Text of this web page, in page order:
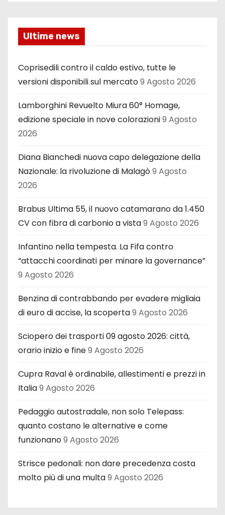
Ultime news
Coprisedili contro il caldo estivo, tutte le
versioni disponibili sul mercato9 Agosto 2026
Lamborghini Revuelto Miura 60° Homage,
edizione speciale in nove colorazioni9 Agosto
2026
Diana Bianchedi nuova capo delegazione della
Nazionale: la rivoluzione di Malagò9 Agosto
2026
Brabus Ultima 55, il nuovo catamarano da 1.450
CV con fibra di carbonio a vista9 Agosto 2026
Infantino nella tempesta. La Fifa contro
“attacchi coordinati per minare la governance”
9 Agosto 2026
Benzina di contrabbando per evadere migliaia
di euro di accise, la scoperta9 Agosto 2026
Sciopero dei trasporti 09 agosto 2026: città,
orario inizio e fine9 Agosto 2026
Cupra Raval è ordinabile, allestimenti e prezzi in
Italia9 Agosto 2026
Pedaggio autostradale, non solo Telepass:
quanto costano le alternative e come
funzionano9 Agosto 2026
Strisce pedonali: non dare precedenza costa
molto più di una multa9 Agosto 2026